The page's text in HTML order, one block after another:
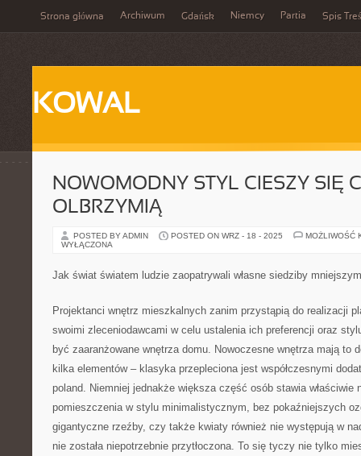
Strona główna Archiwum Gdańsk Niemcy Partia Spis
KOWAL
NOWOMODNY STYL CIESZY SIĘ
OLBRZYMIĄ
POSTED BY ADMIN POSTED ON WRZ - 18 - 2025
MOŻLIWOŚĆ
WYŁĄCZONA
Jak świat światem ludzie zaopatrywali własne siedziby
Projektanci wnętrz mieszkalnych zanim przystąpią do realizacji
swoimi zleceniodawcami w celu ustalenia ich preferencji oraz
być zaaranżowane wnętrza domu. Nowoczesne wnętrza mają to
kilka elementów – klasyka przepleciona jest współczesnymi
poland. Niemniej jednakże większa część osób stawia właściwie
pomieszczenia w stylu minimalistycznym, bez pokaźniejszych
gigantyczne rzeźby, czy także kwiaty również nie występują w
nie została niepotrzebnie przytłoczona. To się tyczy nie tylko